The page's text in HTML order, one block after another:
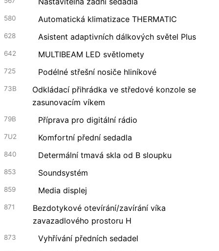
580 Automatická klimatizace THERMATIC
628 Asistent adaptivních dálkových světel Plus
642 MULTIBEAM LED světlomety
725 Podélné střešní nosiče hliníkové
73B
Odkládací přihrádka ve středové konzole se
zasunovacím víkem
79B Příprava pro digitální rádio
7U2 Komfortní přední sedadla
840 Determální tmavá skla od B sloupku
853 Soundsystém
859 Media displej
871
Bezdotykové otevírání/zavírání víka
zavazadlového prostoru H
873 Vyhřívání předních sedadel